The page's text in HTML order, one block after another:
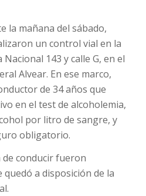
la mañana del sábado,
un control vial en la
143 y calle G, en el
Alvear. En ese marco,
de 34 años que
en el test de alcoholemia,
por litro de sangre, y
obligatorio.
de conducir fueron
a disposición de la